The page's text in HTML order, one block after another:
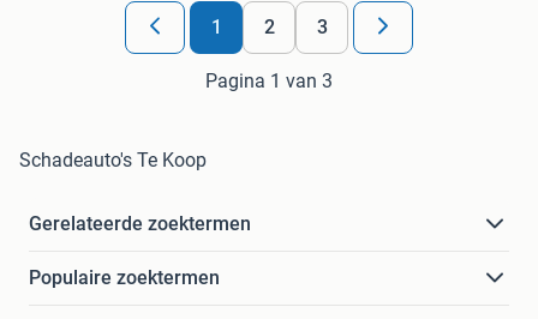
1 2 3
Pagina 1 van 3
Schadeauto's Te Koop
Gerelateerde zoektermen
Populaire zoektermen